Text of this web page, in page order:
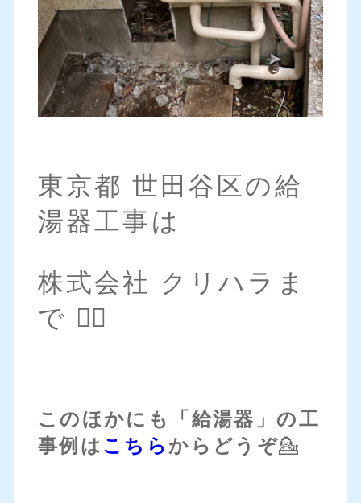
東京都 世田谷区の給
湯器工事は
株式会社 クリハラま
で 💁‍♀️
このほかにも「給湯器」の工
事例は こちら からどうぞ💁